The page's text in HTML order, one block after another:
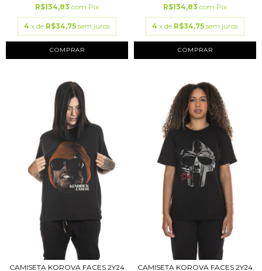
R$134,83 com Pix
4 x de R$34,75 sem juros
COMPRAR
R$134,83 com Pix
4 x de R$34,75 sem juros
COMPRAR
CAMISETA KOROVA FACES 2Y24 CAMISETA KOROVA FACES 2Y24